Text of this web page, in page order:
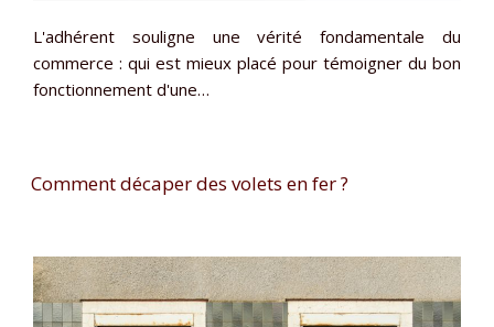
L'adhérent souligne une vérité fondamentale du
commerce : qui est mieux placé pour témoigner du bon
fonctionnement d'une…
Comment décaper des volets en fer ?